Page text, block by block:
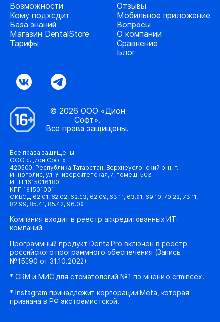
Возможности
Кому подходит
База знаний
Магазин DentalStore
Тарифы
Отзывы
Мобильное приложение
Вопросы
О компании
Сравнение
Блог
© 2026 ООО «Дион
Софт».
Все права защищены.
Все права защищены.
ООО «Дион Софт»
420500, Республика Татарстан, Верхнеуслонский р-н, г.
Иннополис, ул. Университетская, 7, помещ. 503
ИНН 1615016180
КПП 161501001
ОКВЭД 62.01, 62.02, 62.03, 62.09, 63.11, 63.91, 69.10, 70.22, 73.11,
82.99, 85.41, 85.42, 96.09
Компания входит в реестр аккредитованных ИТ-
компаний
Программный продукт DentalPro включен в реестр
российского программного обеспечения (Запись
№15390 от 31.10.2022)
* CRM и МИС для стоматологий №1 по мнению crmindex.
* Instagram принадлежит корпорации Meta, которая
признана в РФ экстремистской.